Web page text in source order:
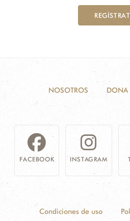
NOSOTROS DONA
FACEBOOK INSTAGRAM
Condiciones de uso